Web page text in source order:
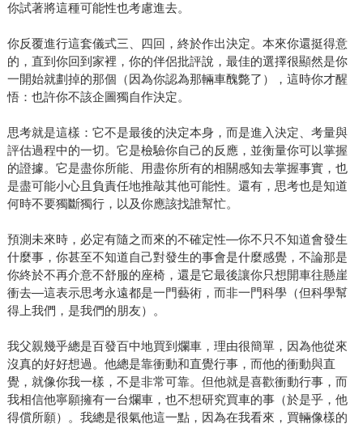
你試著將這種可能性也考慮進去。
你反覆進行這套儀式三、四回，終於作出決定。本來你還挺得意
的，直到你回到家裡，你的伴侶批評說，最佳的選擇很顯然是你
一開始就劃掉的那個（因為你認為那輛車醜斃了），這時你才醒
悟：也許你不該企圖獨自作決定。
思考就是這樣：它不是最後的決定本身，而是進入決定、考量與
評估過程中的一切。它是檢驗你自己的反應，並衡量你可以掌握
的證據。它是盡你所能、用盡你所有的相關感知去掌握事實，也
是盡可能小心且負責任地推敲其他可能性。還有，思考也是知道
何時不要獨斷獨行，以及你應該找誰幫忙。
預測未來時，必定有隨之而來的不確定性—你不只不知道會發生
什麼事，你甚至不知道自己對發生的事會是什麼感覺，不論那是
你終於不再介意不舒服的座椅，還是它最後讓你只想開車往懸崖
衝去—這表示思考永遠都是一門藝術，而非一門科學（但科學幫
得上我們，是我們的朋友）。
我父親幾乎總是百發百中地買到爛車，理由很簡單，因為他從來
沒真的好好想過。他總是靠衝動和直覺行事，而他的衝動與直
覺，就像你我一樣，不是非常可靠。但他就是喜歡衝動行事，而
我相信他寧願擁有一台爛車，也不想研究買車的事（於是乎，他
得償所願）。我總是很氣他這一點，因為在我看來，買輛像樣的